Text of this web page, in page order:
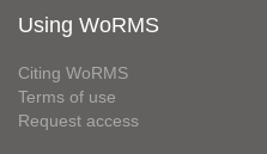
Using WoRMS
Citing WoRMS
Terms of use
Request access